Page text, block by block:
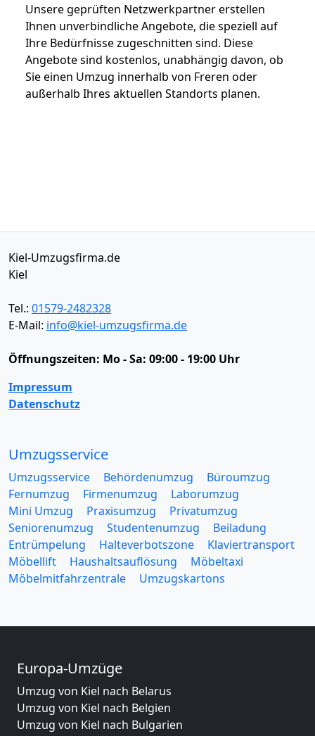
Unsere geprüften Netzwerkpartner erstellen
Ihnen unverbindliche Angebote, die speziell auf
Ihre Bedürfnisse zugeschnitten sind. Diese
Angebote sind kostenlos, unabhängig davon, ob
Sie einen Umzug innerhalb von Freren oder
außerhalb Ihres aktuellen Standorts planen.
Kiel-Umzugsfirma.de
Kiel
Tel.: 01579-2482328
E-Mail: info@kiel-umzugsfirma.de
Öffnungszeiten: Mo - Sa: 09:00 - 19:00 Uhr
Impressum
Datenschutz
Umzugsservice
Umzugsservice Behördenumzug
Büroumzug
Fernumzug
Firmenumzug
Laborumzug
Mini Umzug
Praxisumzug
Privatumzug
Seniorenumzug
Studentenumzug
Beiladung
Entrümpelung
Halteverbotszone
Klaviertransport
Möbellift
Haushaltsauflösung
Möbeltaxi
Möbelmitfahrzentrale
Umzugskartons
Europa-Umzüge
Umzug von Kiel nach Belarus
Umzug von Kiel nach Belgien
Umzug von Kiel nach Bulgarien